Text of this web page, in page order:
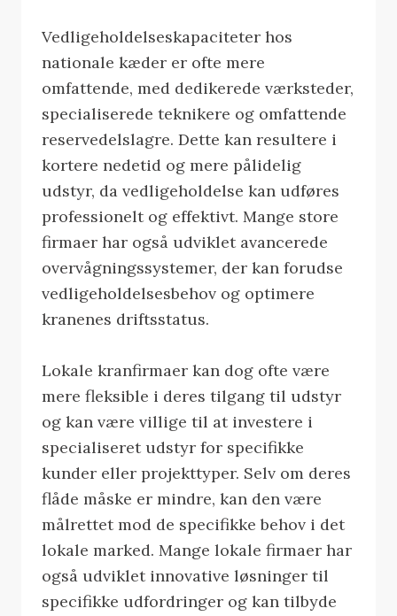
Vedligeholdelseskapaciteter hos
nationale kæder er ofte mere
omfattende, med dedikerede værksteder,
specialiserede teknikere og omfattende
reservedelslagre. Dette kan resultere i
kortere nedetid og mere pålidelig
udstyr, da vedligeholdelse kan udføres
professionelt og effektivt. Mange store
firmaer har også udviklet avancerede
overvågningssystemer, der kan forudse
vedligeholdelsesbehov og optimere
kranenes driftsstatus.
Lokale kranfirmaer kan dog ofte være
mere fleksible i deres tilgang til udstyr
og kan være villige til at investere i
specialiseret udstyr for specifikke
kunder eller projekttyper. Selv om deres
flåde måske er mindre, kan den være
målrettet mod de specifikke behov i det
lokale marked. Mange lokale firmaer har
også udviklet innovative løsninger til
specifikke udfordringer og kan tilbyde